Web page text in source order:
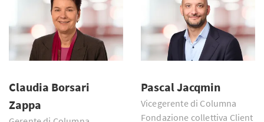
Claudia Borsari
Zappa
Pascal Jacqmin
Vicegerente di Columna
Fondazione collettiva Client